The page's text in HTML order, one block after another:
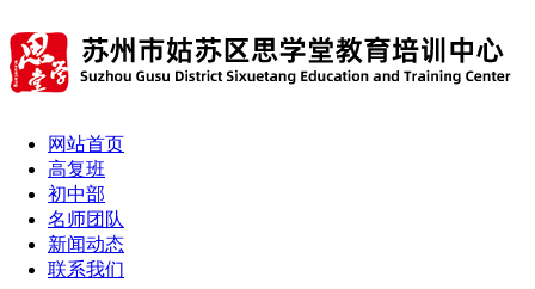
网站首页
高复班
初中部
名师团队
新闻动态
联系我们